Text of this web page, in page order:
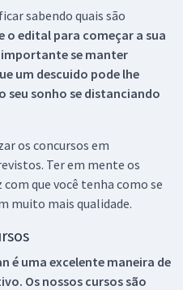
sabendo quais são
o edital para começar a sua
se manter
um descuido pode lhe
seu sonho se distanciando
os concursos em
Ter em mente os
que você tenha como se
muito mais qualidade.
é uma excelente maneira de
Os nossos cursos são